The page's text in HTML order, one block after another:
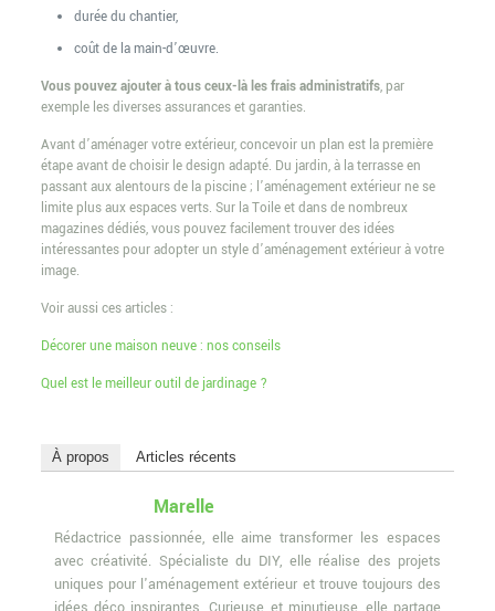
durée du chantier,
coût de la main-d’œuvre.
Vous pouvez ajouter à tous ceux-là les frais administratifs, par
exemple les diverses assurances et garanties.
Avant d’aménager votre extérieur, concevoir un plan est la première
étape avant de choisir le design adapté. Du jardin, à la terrasse en
passant aux alentours de la piscine ; l’aménagement extérieur ne se
limite plus aux espaces verts. Sur la Toile et dans de nombreux
magazines dédiés, vous pouvez facilement trouver des idées
intéressantes pour adopter un style d’aménagement extérieur à votre
image.
Voir aussi ces articles :
Décorer une maison neuve : nos conseils
Quel est le meilleur outil de jardinage ?
À propos Articles récents
Marelle
Rédactrice passionnée, elle aime transformer les espaces
avec créativité. Spécialiste du DIY, elle réalise des projets
uniques pour l'aménagement extérieur et trouve toujours des